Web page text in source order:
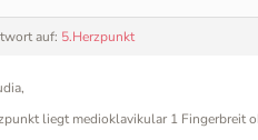
auf: 5.Herzpunkt
liegt medioklavikular 1 Fingerbreit